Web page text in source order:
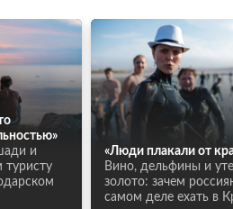
и
туристу
«Люди плакали от
Вино, дельфины и
золото: зачем
самом деле ехать в